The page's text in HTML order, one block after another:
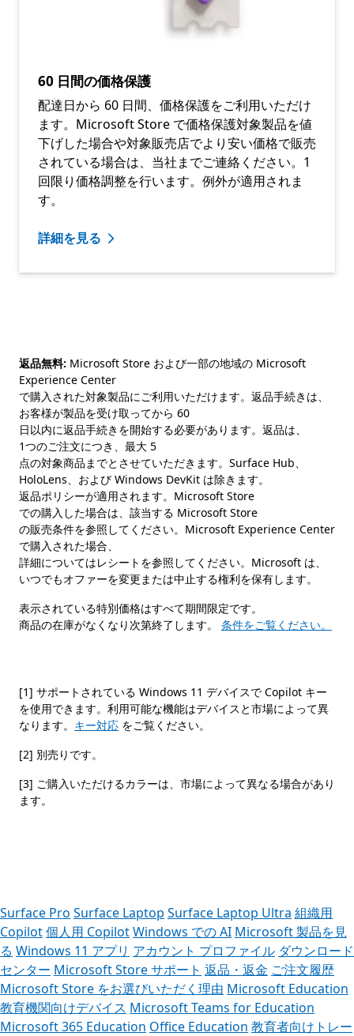
60 日間の価格保護
配達日から 60 日間、価格保護をご利用いただけ
ます。Microsoft Store で価格保護対象製品を値
下げした場合や対象販売店でより安い価格で販売
されている場合は、当社までご連絡ください。1
回限り価格調整を行います。例外が適用されま
す。
詳細を見る
返品無料: Microsoft Store および一部の地域の Microsoft
Experience Center
で購入された対象製品にご利用いただけます。返品手続きは、
お客様が製品を受け取ってから 60
日以内に返品手続きを開始する必要があります。返品は、
1つのご注文につき、最大 5
点の対象商品までとさせていただきます。Surface Hub、
HoloLens、および Windows DevKit は除きます。
返品ポリシーが適用されます。Microsoft Store
での購入した場合は、該当する Microsoft Store
の販売条件を参照してください。Microsoft Experience Center
で購入された場合、
詳細についてはレシートを参照してください。Microsoft は、
いつでもオファーを変更または中止する権利を保有します。
表示されている特別価格はすべて期間限定です。
商品の在庫がなくなり次第終了します。 条件をご覧ください。
[1] サポートされている Windows 11 デバイスで Copilot キー
を使用できます。利用可能な機能はデバイスと市場によって異
なります。 キー対応 をご覧ください。
[2] 別売りです。
[3] ご購入いただけるカラーは、市場によって異なる場合があり
ます。
Surface Pro Surface Laptop Surface Laptop Ultra 組織用
Copilot個人用 CopilotWindows での AI Microsoft 製品を見
る Windows 11 アプリ アカウント プロファイル ダウンロード
センター Microsoft Store サポート 返品・返金 ご注文履歴
Microsoft Store をお選びいただく理由 Microsoft Education
教育機関向けデバイス Microsoft Teams for Education
Microsoft 365 Education Office Education 教育者向けトレー